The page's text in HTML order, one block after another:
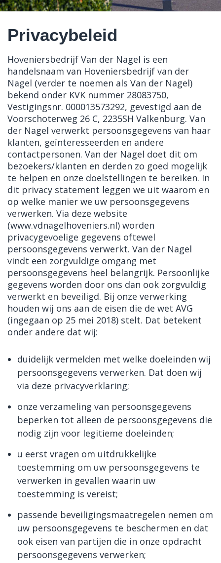
Privacybeleid
Hoveniersbedrijf Van der Nagel is een
handelsnaam van Hoveniersbedrijf van der
Nagel (verder te noemen als Van der Nagel)
bekend onder KVK nummer 28083750,
Vestigingsnr. 000013573292, gevestigd aan de
Voorschoterweg 26 C, 2235SH Valkenburg. Van
der Nagel verwerkt persoonsgegevens van haar
klanten, geïnteresseerden en andere
contactpersonen. Van der Nagel doet dit om
bezoekers/klanten en derden zo goed mogelijk
te helpen en onze doelstellingen te bereiken. In
dit privacy statement leggen we uit waarom en
op welke manier we uw persoonsgegevens
verwerken. Via deze website
(www.vdnagelhoveniers.nl) worden
privacygevoelige gegevens oftewel
persoonsgegevens verwerkt. Van der Nagel
vindt een zorgvuldige omgang met
persoonsgegevens heel belangrijk. Persoonlijke
gegevens worden door ons dan ook zorgvuldig
verwerkt en beveiligd. Bij onze verwerking
houden wij ons aan de eisen die de wet AVG
(ingegaan op 25 mei 2018) stelt. Dat betekent
onder andere dat wij:
duidelijk vermelden met welke doeleinden wij
persoonsgegevens verwerken. Dat doen wij
via deze privacyverklaring;
onze verzameling van persoonsgegevens
beperken tot alleen de persoonsgegevens die
nodig zijn voor legitieme doeleinden;
u eerst vragen om uitdrukkelijke
toestemming om uw persoonsgegevens te
verwerken in gevallen waarin uw
toestemming is vereist;
passende beveiligingsmaatregelen nemen om
uw persoonsgegevens te beschermen en dat
ook eisen van partijen die in onze opdracht
persoonsgegevens verwerken;